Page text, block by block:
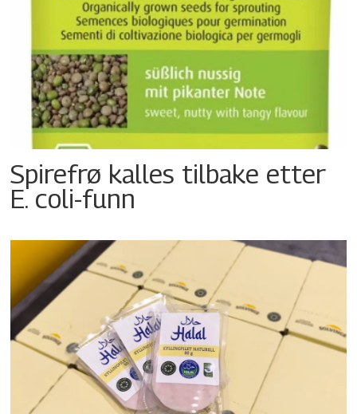
Spirefrø kalles tilbake etter
E. coli-funn